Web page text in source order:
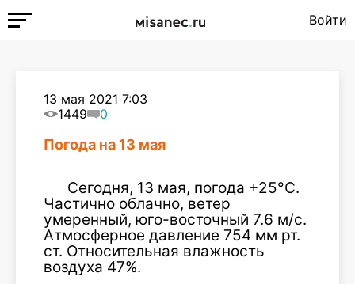
Войти
13 мая 2021 7:03
1449
0
Погода на 13 мая
Сегодня, 13 мая, погода +25°C.
Частично облачно, ветер
умеренный, юго-восточный 7.6 м/с.
Атмосферное давление 754 мм рт.
ст. Относительная влажность
воздуха 47%.